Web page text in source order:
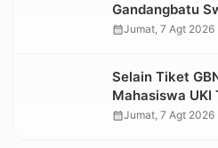
Gandangbatu
Kabupaten
calendar_monthJumat, 7 Agt 2026
Selain Tiket
Mahasiswa UKI
Lolos ke Pekan
calendar_monthJumat, 7 Agt 2026